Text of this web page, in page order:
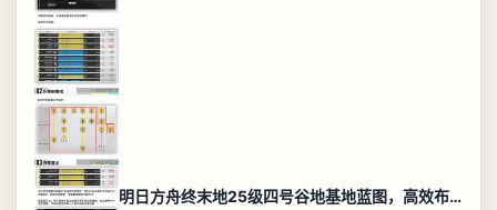
明日方舟终末地25级四号谷地基地蓝图，高效布局规划